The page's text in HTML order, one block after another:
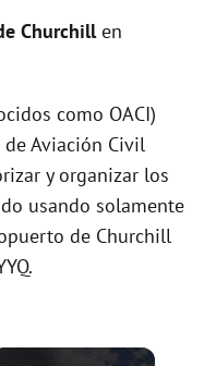
Churchillen
como OACI)
Aviación Civil
y organizar los
usando solamente
de Churchill